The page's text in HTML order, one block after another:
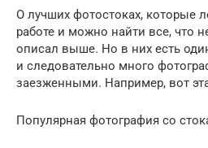
О лучших фотостоках, которые
работе и можно найти все, что
описал выше. Но в них есть
и следовательно много
заезженными. Например, вот
Популярная фотография со